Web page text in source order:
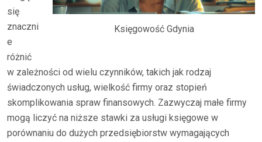
Księgowość Gdynia
się
znaczni
e
różnić
w zależności od wielu czynników, takich jak rodzaj
świadczonych usług, wielkość firmy oraz stopień
skomplikowania spraw finansowych. Zazwyczaj małe firmy
mogą liczyć na niższe stawki za usługi księgowe w
porównaniu do dużych przedsiębiorstw wymagających